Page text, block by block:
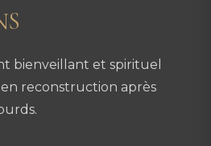
bienveillant et spirituel
reconstruction après